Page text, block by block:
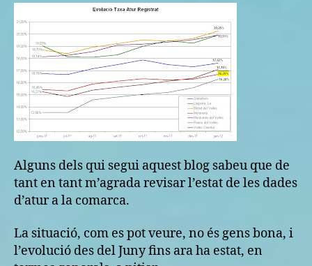
Í
A
Alguns dels qui segui aquest blog sabeu que de
tant en tant m’agrada revisar l’estat de les dades
d’atur a la comarca.
La situació, com es pot veure, no és gens bona, i
l’evolució des del Juny fins ara ha estat, en